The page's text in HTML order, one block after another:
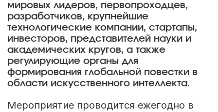
мировых лидеров, первопроходцев,
разработчиков, крупнейшие
технологические компании, стартапы,
инвесторов, представителей науки и
академических кругов, а также
регулирующие органы для
формирования глобальной повестки в
области искусственного интеллекта.
Мероприятие проводится ежегодно в